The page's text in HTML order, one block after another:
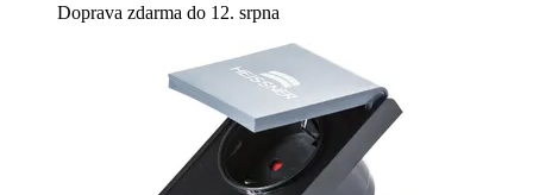
Doprava zdarma do 12. srpna